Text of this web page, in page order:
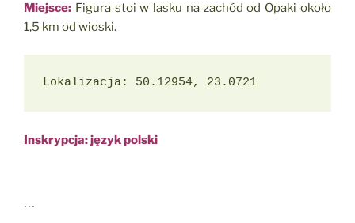
Miejsce: Figura stoi w lasku na zachód od Opaki około
1,5 km od wioski.
Lokalizacja: 50.12954, 23.0721
Inskrypcja: język polski
…